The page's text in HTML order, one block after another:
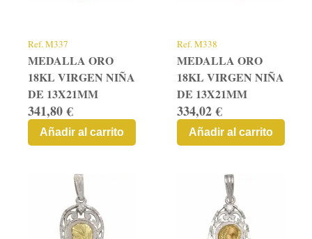
Ref.M337
MEDALLA ORO
18KL VIRGEN NIÑA
DE 13X21MM
341,80 €
Añadir al carrito
Ref.M338
MEDALLA ORO
18KL VIRGEN NIÑA
DE 13X21MM
334,02 €
Añadir al carrito